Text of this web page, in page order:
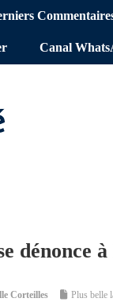
Canal
dénonce
Corteilles Plus belle